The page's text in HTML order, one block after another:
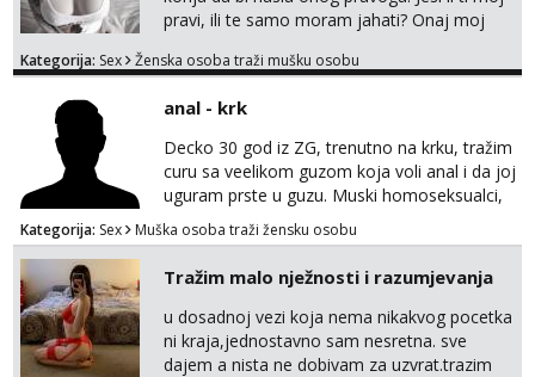
pravi, ili te samo moram jahati? Onaj moj
na sexdater link i javi mi se tamo....
Kategorija: Sex Ženska osoba traži mušku osobu
anal - krk
Decko 30 god iz ZG, trenutno na krku, tražim
curu sa veelikom guzom koja voli anal i da joj
uguram prste u guzu. Muski homoseksualci,
parovi i transiči odjebite, ne zanimate me. Bilo
kakva placanja opcenito (gotovina) ili
unaprijed (aircash, paysafecard, bonovi) ne
dolaze u obzir. Javit se prvo porukom na
whatsapp 0958048882.
Kategorija: Sex Muška osoba traži žensku osobu
Tražim malo nježnosti i razumjevanja
u dosadnoj vezi koja nema nikakvog pocetka
ni kraja,jednostavno sam nesretna. sve
dajem a nista ne dobivam za uzvrat.trazim